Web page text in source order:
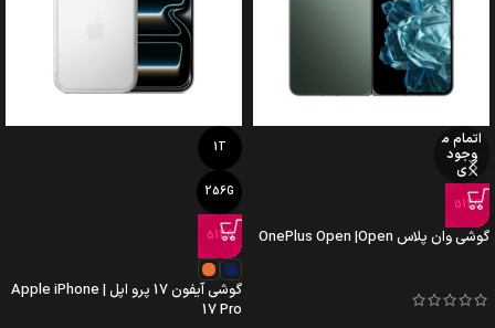
اتمام م
وجود
ی
512G
گوشی وان پلاس OnePlus Open |Open
1T
256G
512G
گوشی آیفون 17 پرو اپل | Apple iPhone
17 Pro